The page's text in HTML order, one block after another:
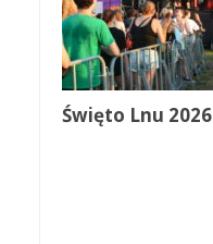
Święto Lnu 2026